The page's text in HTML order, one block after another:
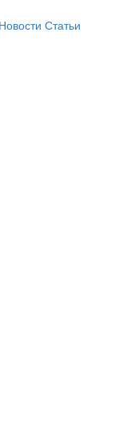
Новости Статьи